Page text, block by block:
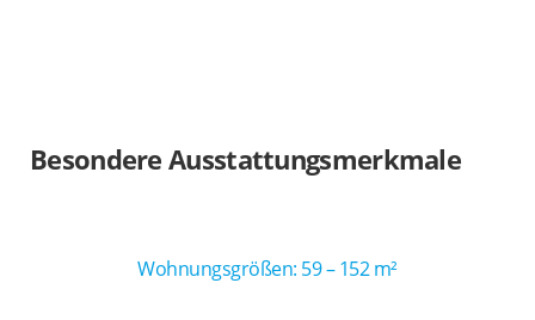
Besondere Ausstattungsmerkmale
Wohnungsgrößen: 59 – 152 m²